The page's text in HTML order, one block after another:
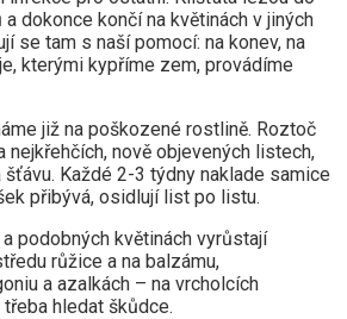
dokonce končí na květinách v jiných
se tam s naší pomocí: na konev, na
kterými kypříme zem, provádíme
již na poškozené rostlině. Roztoč
nejkřehčích, nově objevených listech,
Každé 2-3 týdny naklade samice
přibývá, osidlují list po listu.
podobných květinách vyrůstají
růžice a na balzámu,
a azalkách – na vrcholcích
hledat škůdce.